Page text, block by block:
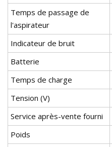
Temps de passage de
l'aspirateur
Indicateur de bruit
Batterie
Temps de charge
Tension (V)
Service après-vente fourni
Poids